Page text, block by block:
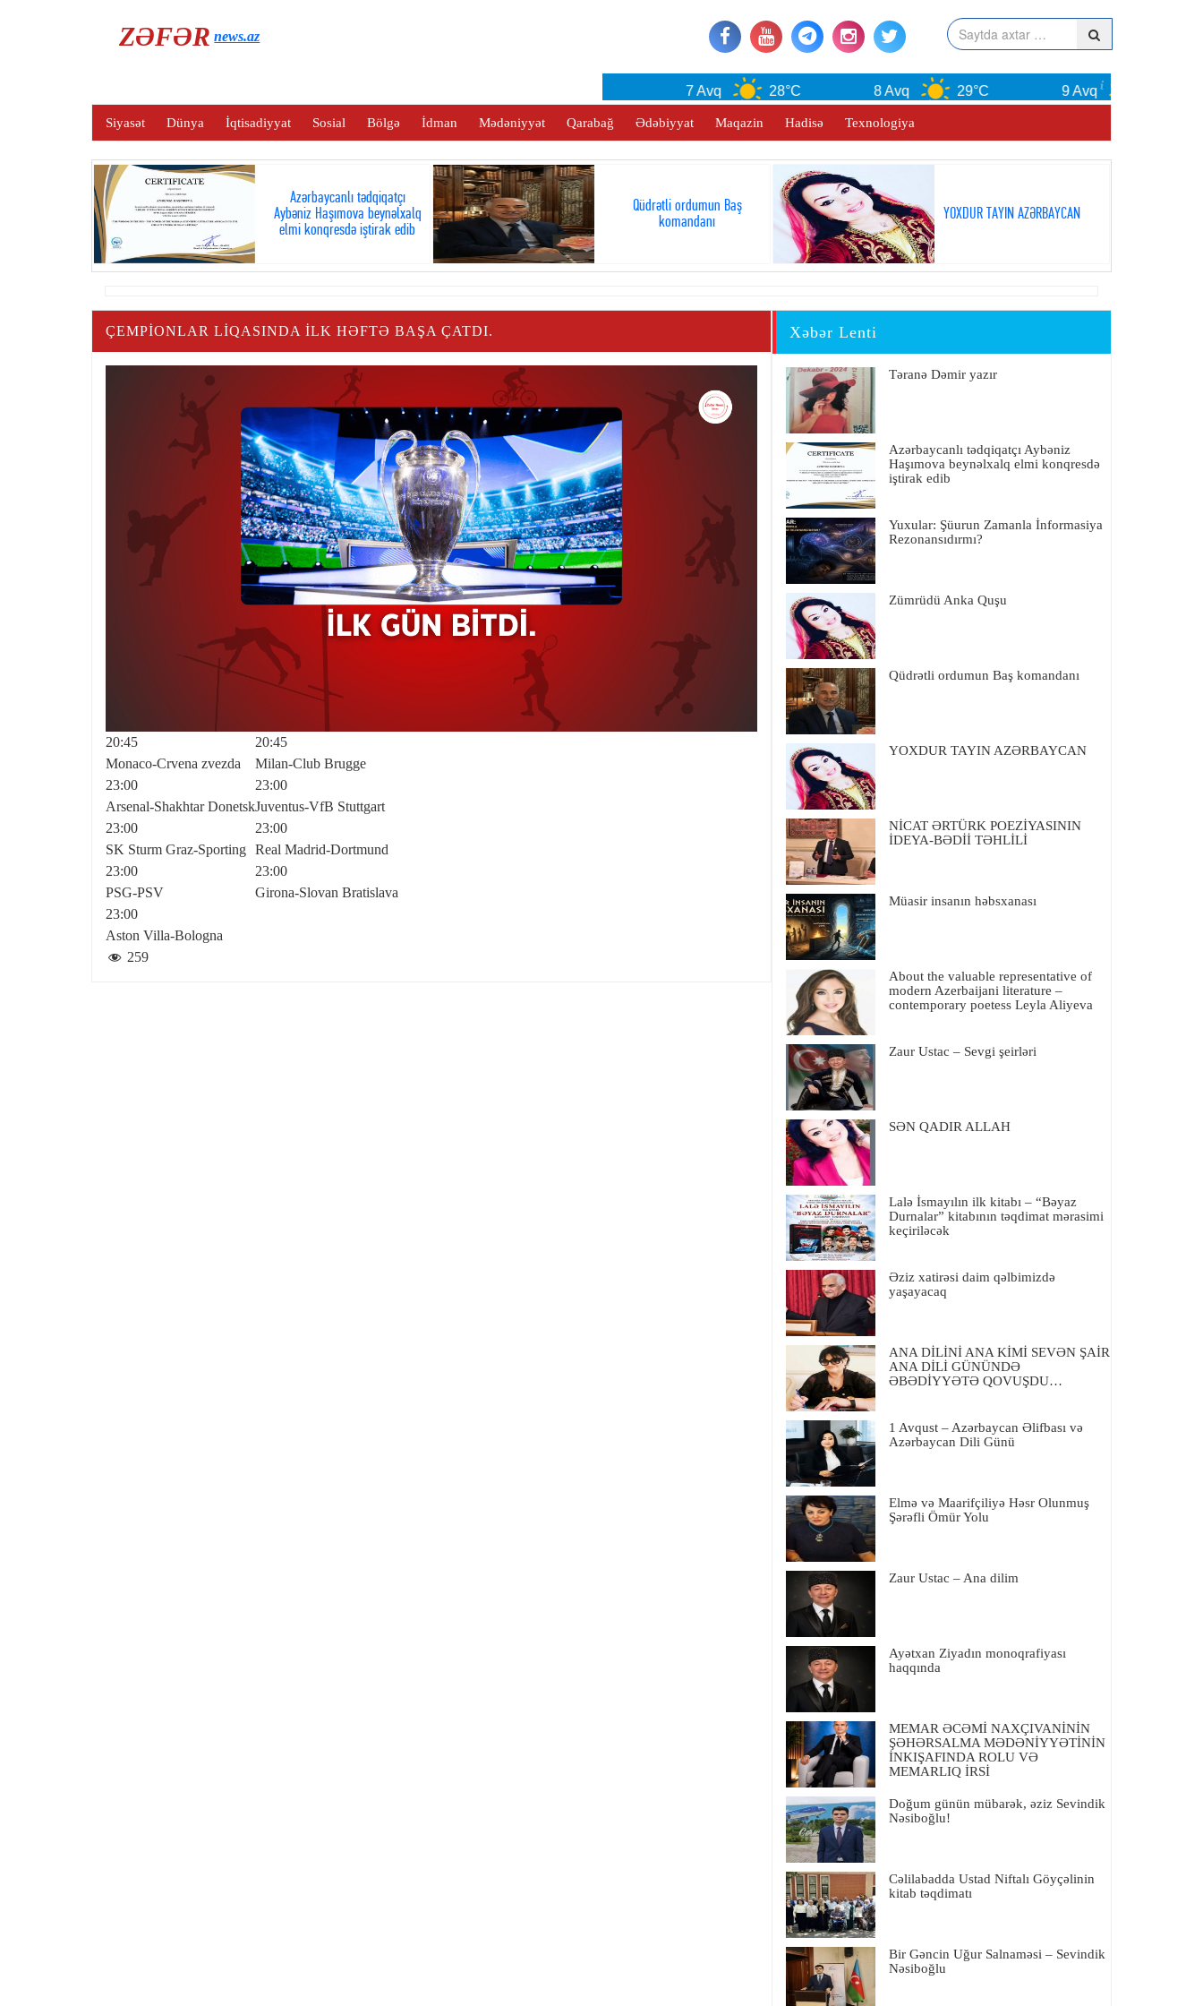
ZƏFƏRnews.az
7 Avq 28°C 8 Avq 29°C 9 Avq
Siyasət Dünya İqtisadiyyat Sosial Bölgə İdman Mədəniyyət Qarabağ Ədəbiyyat Maqazin Hadisə Texnologiya
Azərbaycanlı tədqiqatçı
Aybəniz Haşımova beynəlxalq
elmi konqresdə iştirak edib
Qüdrətli ordumun Baş
komandanı
YOXDUR TAYIN AZƏRBAYCAN
ÇEMPIONLAR LIQASINDA ILK HƏFTƏ BAŞA ÇATDI.
20:45
Monaco-Crvena zvezda
20:45
Milan-Club Brugge
23:00
Arsenal-Shakhtar Donetsk
23:00
Juventus-VfB Stuttgart
23:00
SK Sturm Graz-Sporting
23:00
Real Madrid-Dortmund
23:00
PSG-PSV
23:00
Girona-Slovan Bratislava
23:00
Aston Villa-Bologna
259
Xəbər Lenti
Təranə Dəmir yazır
Azərbaycanlı tədqiqatçı Aybəniz
Haşımova beynəlxalq elmi konqresdə
iştirak edib
Yuxular: Şüurun Zamanla İnformasiya
Rezonansıdırmı?
Zümrüdü Anka Quşu
Qüdrətli ordumun Baş komandanı
YOXDUR TAYIN AZƏRBAYCAN
NİCAT ƏRTÜRK POEZİYASININ
İDEYA-BƏDİİ TƏHLİLİ
Müasir insanın həbsxanası
About the valuable representative of
modern Azerbaijani literature –
contemporary poetess Leyla Aliyeva
Zaur Ustac – Sevgi şeirləri
SƏN QADIR ALLAH
Lalə İsmayılın ilk kitabı – “Bəyaz
Durnalar” kitabının təqdimat mərasimi
keçiriləcək
Əziz xatirəsi daim qəlbimizdə
yaşayacaq
ANA DİLİNİ ANA KİMİ SEVƏN ŞAİR
ANA DİLİ GÜNÜNDƏ
ƏBƏDİYYƏTƏ QOVUŞDU…
1 Avqust – Azərbaycan Əlifbası və
Azərbaycan Dili Günü
Elmə və Maarifçiliyə Həsr Olunmuş
Şərəfli Ömür Yolu
Zaur Ustac – Ana dilim
Ayətxan Ziyadın monoqrafiyası
haqqında
MEMAR ƏCƏMİ NAXÇIVANİNİN
ŞƏHƏRSALMA MƏDƏNİYYƏTİNİN
İNKIŞAFINDA ROLU VƏ
MEMARLIQ İRSİ
Doğum günün mübarək, əziz Sevindik
Nəsiboğlu!
Cəlilabadda Ustad Niftalı Göyçəlinin
kitab təqdimatı
Bir Gəncin Uğur Salnaməsi – Sevindik
Nəsiboğlu